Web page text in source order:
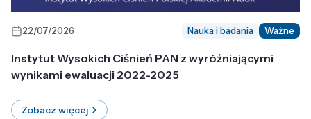
22/07/2026 Nauka i badania Ważne
Instytut Wysokich Ciśnień PAN z wyróżniającymi
wynikami ewaluacji 2022-2025
Zobacz więcej